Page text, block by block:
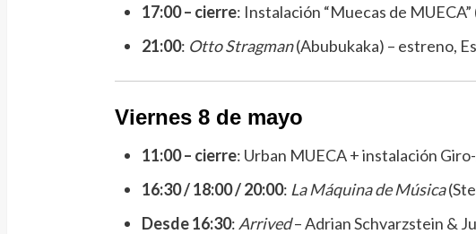
17:00 – cierre: Instalación “Muecas de
21:00: Otto Stragman(Abubukaka) – estreno,
Viernes 8 de mayo
11:00 – cierre: Urban MUECA + instalación
16:30 / 18:00 / 20:00: La Máquina de Música
Desde 16:30: Arrived– Adrian Schvarzstein &